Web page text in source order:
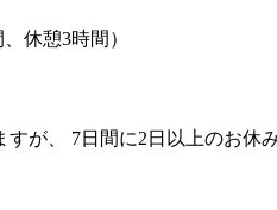
休憩3時間）
が、 7日間に2日以上のお休